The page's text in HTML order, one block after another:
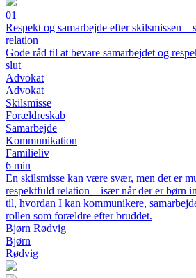
01
Respekt og samarbejde efter skilsmissen –
relation
Gode råd til at bevare samarbejdet og
slut
Advokat
Advokat
Skilsmisse
Forældreskab
Samarbejde
Kommunikation
Familieliv
6 min
En skilsmisse kan være svær, men det er
respektfuld relation – især når der er børn
til, hvordan I kan kommunikere,
rollen som forældre efter bruddet.
Bjørn Rødvig
Bjørn
Rødvig